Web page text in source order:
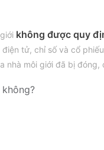
không được quy
điện tử, chỉ số và cổ
nhà môi giới đã bị
Whois, chúng tôi đã